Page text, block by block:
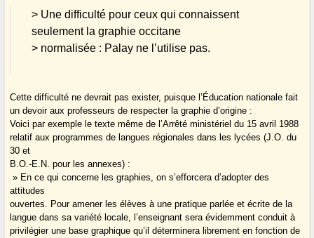
> Une difficulté pour ceux qui connaissent
seulement la graphie occitane
> normalisée : Palay ne l’utilise pas.
Cette difficulté ne devrait pas exister, puisque l’Éducation nationale fait
un devoir aux professeurs de respecter la graphie d’origine :
Voici par exemple le texte même de l’Arrêté ministériel du 15 avril 1988
relatif aux programmes de langues régionales dans les lycées (J.O. du
30 et
B.O.-E.N. pour les annexes) :
» En ce qui concerne les graphies, on s’efforcera d’adopter des
attitudes
ouvertes. Pour amener les élèves à une pratique parlée et écrite de la
langue dans sa variété locale, l’enseignant sera évidemment conduit à
privilégier une base graphique qu’il déterminera librement en fonction de